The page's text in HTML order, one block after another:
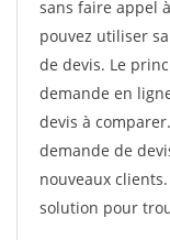
sans faire appel
pouvez utiliser
de devis. Le
demande en
devis à
demande de
nouveaux
solution pour